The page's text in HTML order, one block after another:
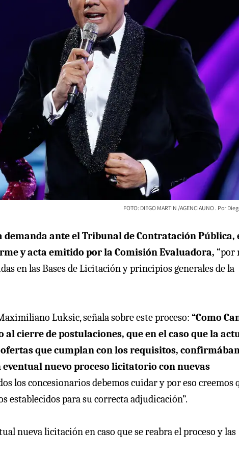
FOTO: DIEGO MARTIN /AGENCIAUNO
ante el Tribunal de Contratación Pública,
y acta emitido por la Comisión Evaluadora, “por
en las Bases de Licitación y principios generales de la
Luksic, señala sobre este proceso: “Como
cierre de postulaciones, que en el caso que la
que cumplan con los requisitos,
nuevo proceso licitatorio con nuevas
los concesionarios debemos cuidar y por eso creemos
establecidos para su correcta adjudicación”.
nueva licitación en caso que se reabra el proceso y las